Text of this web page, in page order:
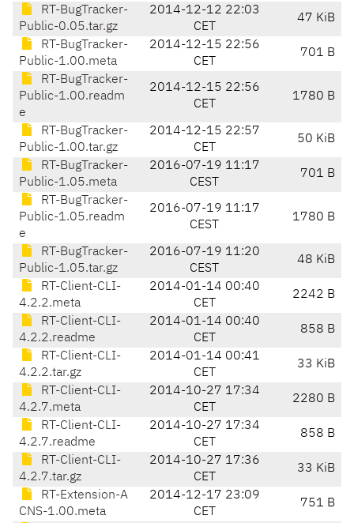
RT-BugTracker-
Public-0.05.tar.gz
2014-12-12 22:03
CET
47 KiB
RT-BugTracker-
Public-1.00.meta
2014-12-15 22:56
CET
701 B
RT-BugTracker-
Public-1.00.readm
e
2014-12-15 22:56
CET
1780 B
RT-BugTracker-
Public-1.00.tar.gz
2014-12-15 22:57
CET
50 KiB
RT-BugTracker-
Public-1.05.meta
2016-07-19 11:17
CEST
701 B
RT-BugTracker-
Public-1.05.readm
e
2016-07-19 11:17
CEST
1780 B
RT-BugTracker-
Public-1.05.tar.gz
2016-07-19 11:20
CEST
48 KiB
RT-Client-CLI-
4.2.2.meta
2014-01-14 00:40
CET
2242 B
RT-Client-CLI-
4.2.2.readme
2014-01-14 00:40
CET
858 B
RT-Client-CLI-
4.2.2.tar.gz
2014-01-14 00:41
CET
33 KiB
RT-Client-CLI-
4.2.7.meta
2014-10-27 17:34
CET
2280 B
RT-Client-CLI-
4.2.7.readme
2014-10-27 17:34
CET
858 B
RT-Client-CLI-
4.2.7.tar.gz
2014-10-27 17:36
CET
33 KiB
RT-Extension-A
CNS-1.00.meta
2014-12-17 23:09
CET
751 B